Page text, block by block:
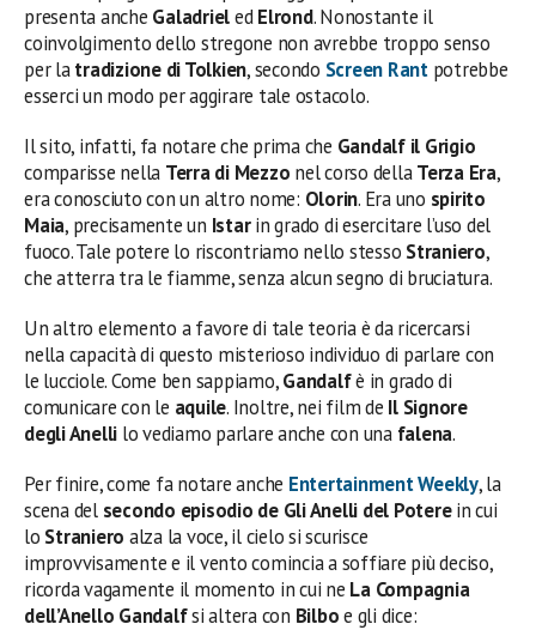
presenta anche GaladrieledElrond. Nonostante il
coinvolgimento dello stregone non avrebbe troppo senso
per latradizione di Tolkien, secondo Screen Rantpotrebbe
esserci un modo per aggirare tale ostacolo.
Il sito, infatti, fa notare che prima che Gandalf il Grigio
comparisse nella Terra di Mezzo nel corso dellaTerza Era,
era conosciuto con un altro nome: Olorin. Era uno spirito
Maia, precisamente un Istarin grado di esercitare l’uso del
fuoco. Tale potere lo riscontriamo nello stesso Straniero,
che atterra tra le fiamme, senza alcun segno di bruciatura.
Un altro elemento a favore di tale teoria è da ricercarsi
nella capacità di questo misterioso individuo di parlare con
le lucciole. Come ben sappiamo,Gandalfè in grado di
comunicare con le aquile. Inoltre, nei film de Il Signore
degli Anelli lo vediamo parlare anche con una falena.
Per finire, come fa notare anche Entertainment Weekly, la
scena del secondo episodio de Gli Anelli del Poterein cui
lo Straniero alza la voce, il cielo si scurisce
improvvisamente e il vento comincia a soffiare più deciso,
ricorda vagamente il momento in cui ne La Compagnia
dell’Anello Gandalfsi altera con Bilboe gli dice: